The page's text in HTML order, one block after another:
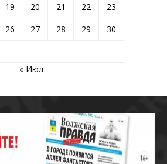
19 20 21 22
23
26 27 28 29
30
« Июл